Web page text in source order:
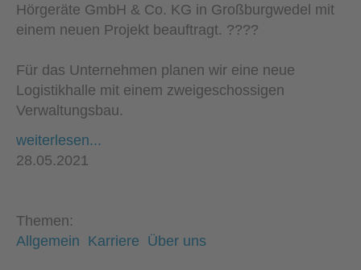
Hörgeräte GmbH & Co. KG in Großburgwedel mit
einem neuen Projekt beauftragt. ????
Für das Unternehmen planen wir eine neue
Logistikhalle mit einem zweigeschossigen
Verwaltungsbau.
weiterlesen...
28.05.2021
Themen:
Allgemein Karriere Über uns